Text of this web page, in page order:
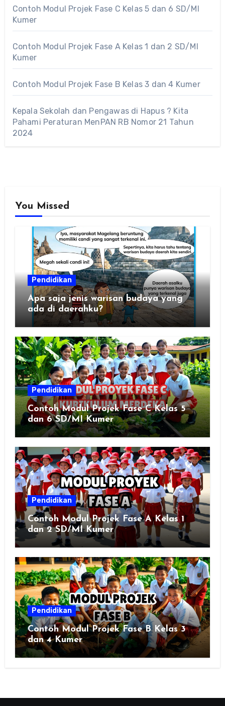
Contoh Modul Projek Fase C Kelas 5 dan 6 SD/MI
Kumer
Contoh Modul Projek Fase A Kelas 1 dan 2 SD/MI
Kumer
Contoh Modul Projek Fase B Kelas 3 dan 4 Kumer
Kepala Sekolah dan Pengawas di Hapus ? Kita
Pahami Peraturan MenPAN RB Nomor 21 Tahun
2024
You Missed
Pendidikan
Apa saja jenis warisan budaya yang
ada di daerahku?
Pendidikan
Contoh Modul Projek Fase C Kelas 5
dan 6 SD/MI Kumer
Pendidikan
Contoh Modul Projek Fase A Kelas 1
dan 2 SD/MI Kumer
Pendidikan
Contoh Modul Projek Fase B Kelas 3
dan 4 Kumer